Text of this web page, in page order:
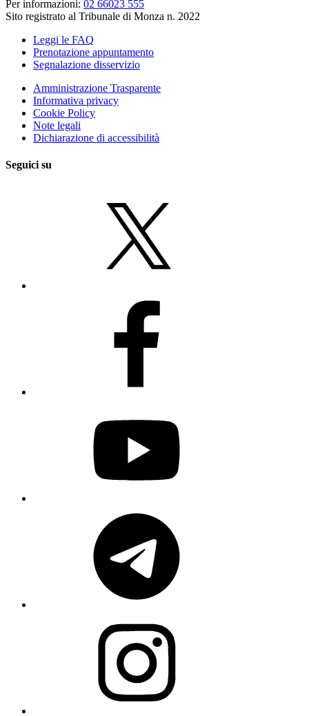
Per informazioni: 02 66023 555
Sito registrato al Tribunale di Monza n. 2022
Leggi le FAQ
Prenotazione appuntamento
Segnalazione disservizio
Amministrazione Trasparente
Informativa privacy
Cookie Policy
Note legali
Dichiarazione di accessibilità
Seguici su